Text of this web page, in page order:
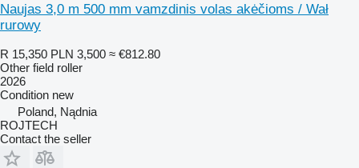
Naujas 3,0 m 500 mm vamzdinis volas akėčioms / Wał
rurowy
R 15,350 PLN 3,500 ≈ €812.80
Other field roller
2026
Condition new
Poland, Nądnia
ROJTECH
Contact the seller